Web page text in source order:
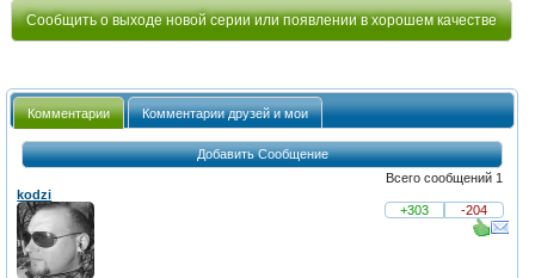
Сообщить о выходе новой серии или появлении в хорошем качестве
Комментарии Комментарии друзей и мои
Добавить Сообщение
Всего сообщений 1
kodzi
+303
-204